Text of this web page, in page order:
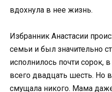
вдохнула в нее жизнь.
Избранник Анастасии
семьи и был значительно
исполнилось почти сорок,
всего двадцать шесть. Но
смущала никого. Мама